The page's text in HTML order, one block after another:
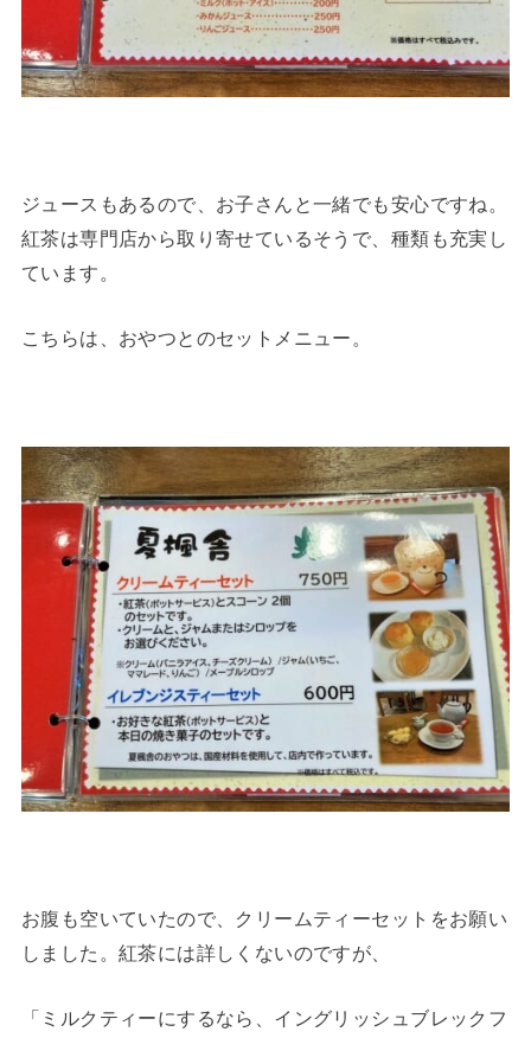
ジュースもあるので、お子さんと一緒でも安心ですね。
紅茶は専門店から取り寄せているそうで、種類も充実し
ています。
こちらは、おやつとのセットメニュー。
お腹も空いていたので、クリームティーセットをお願い
しました。紅茶には詳しくないのですが、
「ミルクティーにするなら、イングリッシュブレックフ